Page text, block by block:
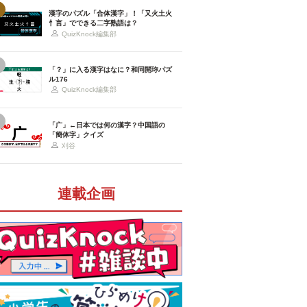
漢字のパズル「合体漢字」！「又火土火
忄言」でできる二字熟語は？
QuizKnock編集部
「？」に入る漢字はなに？和同開珎パズ
ル176
QuizKnock編集部
「广」←日本では何の漢字？中国語の
「簡体字」クイズ
刈谷
連載企画